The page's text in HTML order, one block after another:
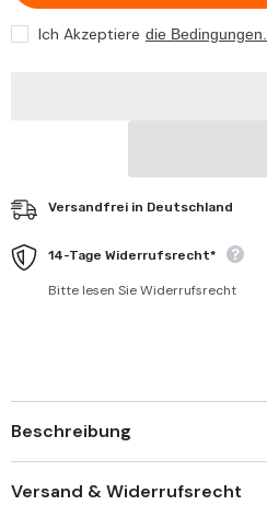
Cooper
Countryman
R60
Cooper
Countryman
R60
Ich Akzeptiere die Bedingungen.
Versandfrei in Deutschland
14-Tage Widerrufsrecht*
Bitte lesen Sie Widerrufsrecht
Beschreibung
Versand & Widerrufsrecht